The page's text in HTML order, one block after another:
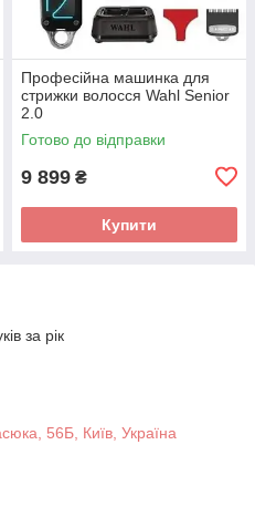
Професійна машинка для
стрижки волосся Wahl Senior
2.0
Готово до відправки
9 899 ₴
Купити
за рік
56Б, Київ, Україна